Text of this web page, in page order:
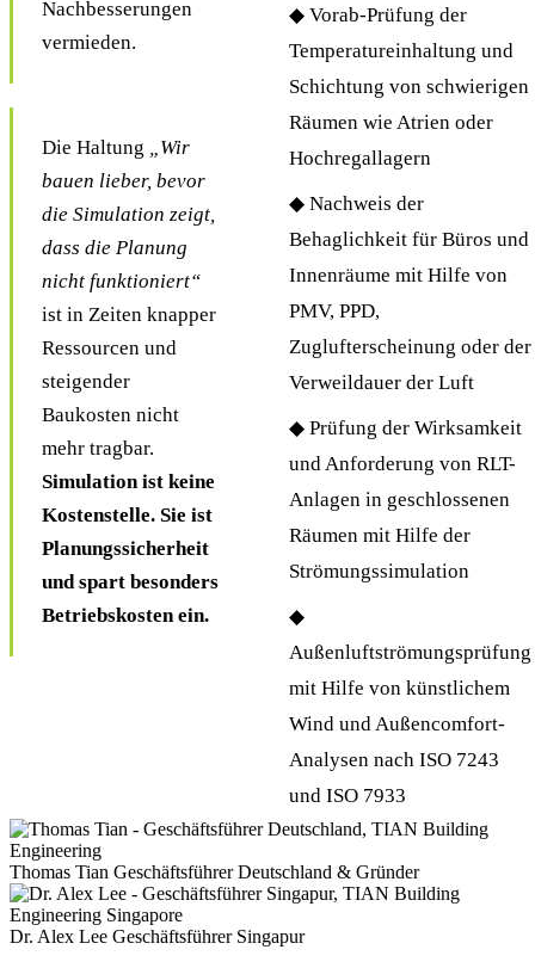
Nachbesserungen
vermieden.
Die Haltung „Wir
bauen lieber, bevor
die Simulation zeigt,
dass die Planung
nicht funktioniert“
ist in Zeiten knapper
Ressourcen und
steigender
Baukosten nicht
mehr tragbar.
Simulation ist keine
Kostenstelle. Sie ist
Planungssicherheit
und spart besonders
Betriebskosten ein.
◆ Vorab-Prüfung der
Temperatureinhaltung und
Schichtung von schwierigen
Räumen wie Atrien oder
Hochregallagern
◆ Nachweis der
Behaglichkeit für Büros und
Innenräume mit Hilfe von
PMV, PPD,
Zuglufterscheinung oder der
Verweildauer der Luft
◆ Prüfung der Wirksamkeit
und Anforderung von RLT-
Anlagen in geschlossenen
Räumen mit Hilfe der
Strömungssimulation
◆
Außenluftströmungsprüfung
mit Hilfe von künstlichem
Wind und Außencomfort-
Analysen nach ISO 7243
und ISO 7933
Thomas Tian Geschäftsführer Deutschland & Gründer
Dr. Alex Lee Geschäftsführer Singapur